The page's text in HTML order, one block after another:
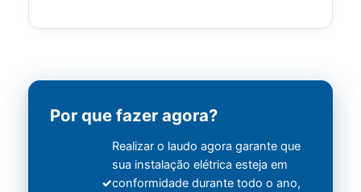
Por que fazer agora?
Realizar o laudo agora garante que
sua instalação elétrica esteja em
conformidade durante todo o ano,